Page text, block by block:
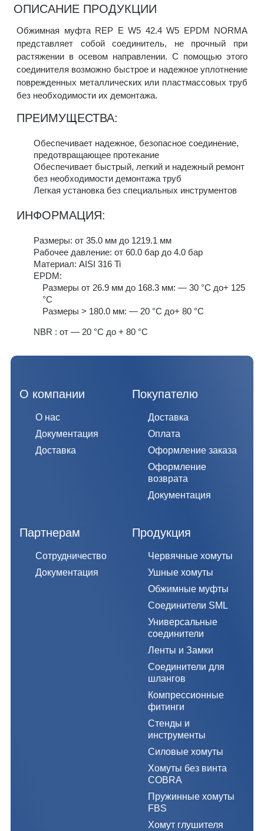
ОПИСАНИЕ ПРОДУКЦИИ
Обжимная муфта REP E W5 42.4 W5 EPDM NORMA
представляет собой соединитель, не прочный при
растяжении в осевом направлении. С помощью этого
соединителя возможно быстрое и надежное уплотнение
поврежденных металлических или пластмассовых труб
без необходимости их демонтажа.
ПРЕИМУЩЕСТВА:
Обеспечивает надежное, безопасное соединение,
предотвращающее протекание
Обеспечивает быстрый, легкий и надежный ремонт
без необходимости демонтажа труб
Легкая установка без специальных инструментов
ИНФОРМАЦИЯ:
Размеры: от 35.0 мм до 1219.1 мм
Рабочее давление: от 60.0 бар до 4.0 бар
Материал: AISI 316 Ti
EPDM:
Размеры от 26.9 мм до 168.3 мм: — 30 °C до+ 125
°C
Размеры > 180.0 мм: — 20 °C до+ 80 °C
NBR : от — 20 °C до + 80 °C
О компании
О нас
Документация
Доставка
Покупателю
Доставка
Оплата
Оформление заказа
Оформление
возврата
Документация
Партнерам
Сотрудничество
Документация
Продукция
Червячные хомуты
Ушные хомуты
Обжимные муфты
Соединители SML
Универсальные
соединители
Ленты и Замки
Соединители для
шлангов
Компрессионные
фитинги
Стенды и
инструменты
Силовые хомуты
Хомуты без винта
COBRA
Пружинные хомуты
FBS
Хомут глушителя